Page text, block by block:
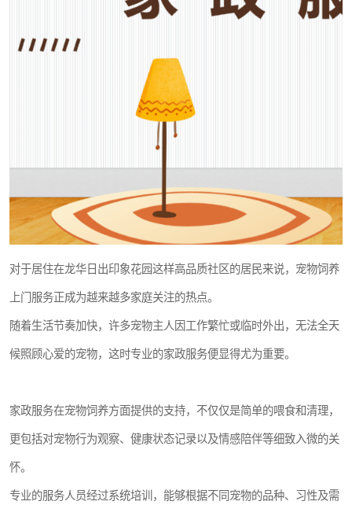
对于居住在龙华日出印象花园这样高品质社区的居民来说，宠物饲养
上门服务正成为越来越多家庭关注的热点。
随着生活节奏加快，许多宠物主人因工作繁忙或临时外出，无法全天
候照顾心爱的宠物，这时专业的家政服务便显得尤为重要。
家政服务在宠物饲养方面提供的支持，不仅仅是简单的喂食和清理，
更包括对宠物行为观察、健康状态记录以及情感陪伴等细致入微的关
怀。
专业的服务人员经过系统培训，能够根据不同宠物的品种、习性及需